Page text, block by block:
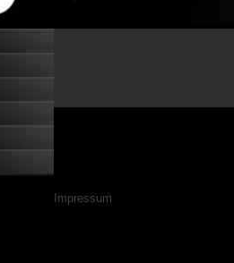
Navigation
Impressum